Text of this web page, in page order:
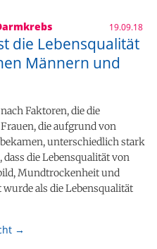
19.09.18
die Lebensqualität
Männern und
Faktoren, die die
die aufgrund von
unterschiedlich stark
die Lebensqualität von
Mundtrockenheit und
als die Lebensqualität
→